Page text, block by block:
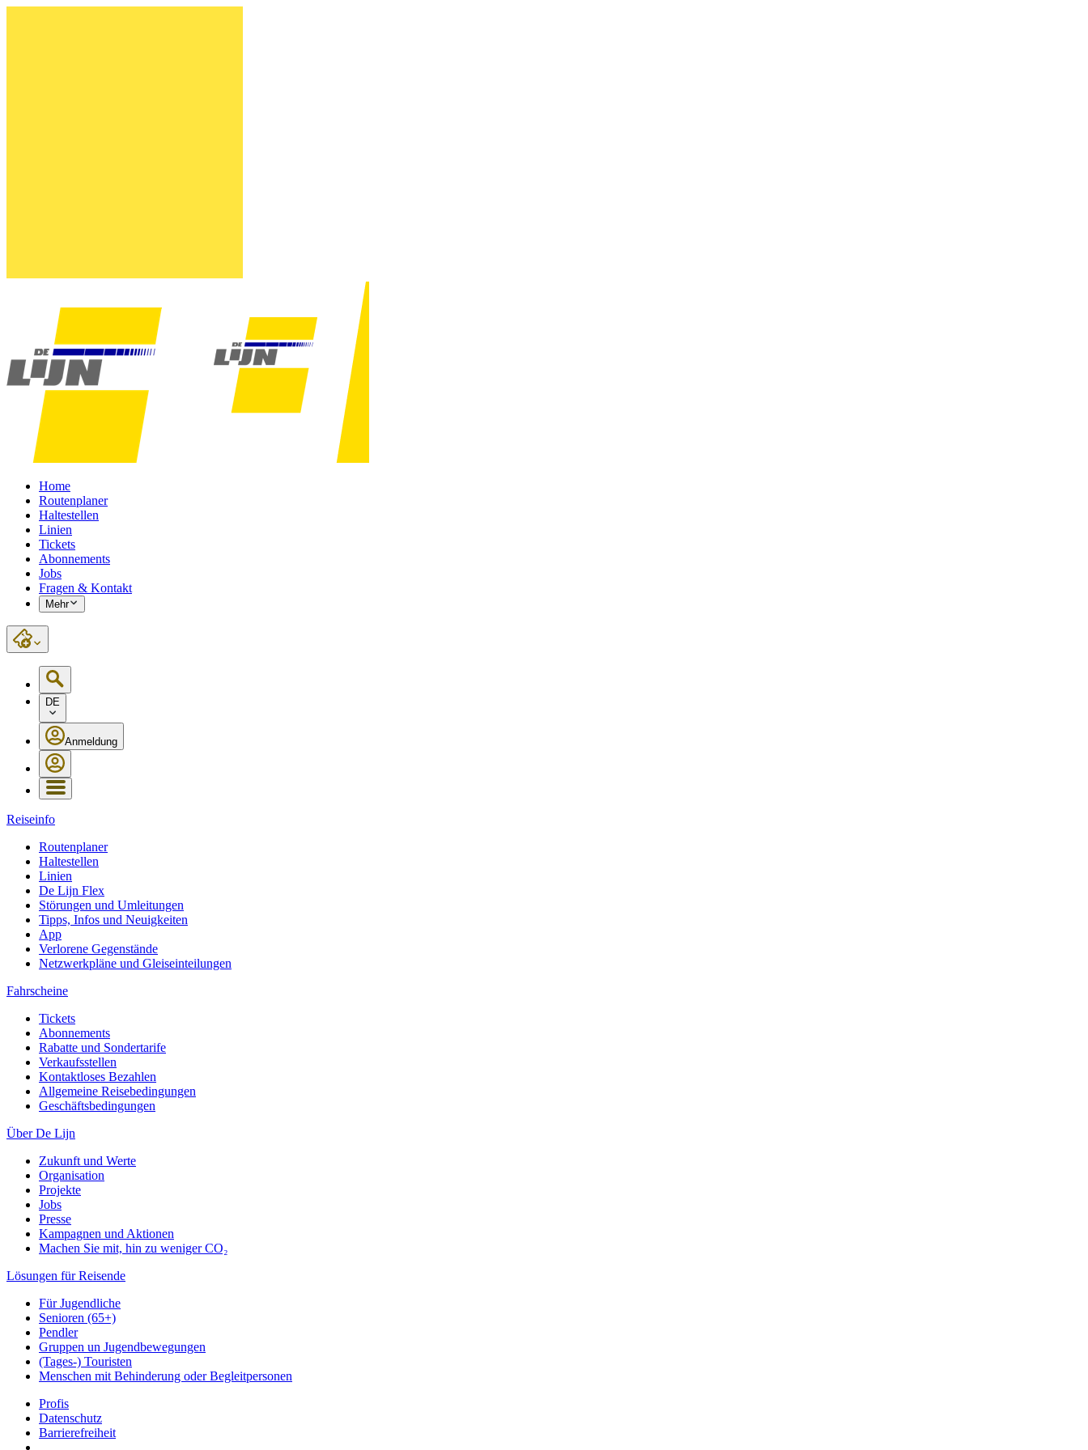
Home
Routenplaner
Haltestellen
Linien
Tickets
Abonnements
Jobs
Fragen & Kontakt
Mehr
DE
Anmeldung
Reiseinfo
Routenplaner
Haltestellen
Linien
De Lijn Flex
Störungen und Umleitungen
Tipps, Infos und Neuigkeiten
App
Verlorene Gegenstände
Netzwerkpläne und Gleiseinteilungen
Fahrscheine
Tickets
Abonnements
Rabatte und Sondertarife
Verkaufsstellen
Kontaktloses Bezahlen
Allgemeine Reisebedingungen
Geschäftsbedingungen
Über De Lijn
Zukunft und Werte
Organisation
Projekte
Jobs
Presse
Kampagnen und Aktionen
Machen Sie mit, hin zu weniger CO₂
Lösungen für Reisende
Für Jugendliche
Senioren (65+)
Pendler
Gruppen un Jugendbewegungen
(Tages-) Touristen
Menschen mit Behinderung oder Begleitpersonen
Profis
Datenschutz
Barrierefreiheit